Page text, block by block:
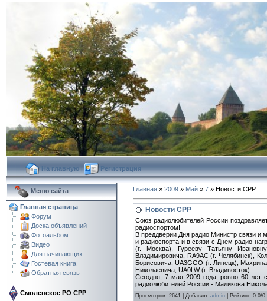
На главную| Регистрация
Меню сайта
Главная страница
Форум
Доска объявлений
Фотоальбом
Видео
Для начинающих
Гостевая книга
Обратная связь
Смоленское РО СРР
Главная » 2009 » Май » 7 » Новости СРР
Новости СРР
Союз радиолюбителей России
радиоспортом!
В преддверии Дня радио Министр связи и
и радиоспорта и в связи с Днем радио
(г. Москва), Гурееву Татьяну
Владимировича, RA9AC (г. Челябинск),
Борисовича, UA3GGO (г. Липецк),
Николаевича, UA0LW (г. Владивосток).
Сегодня, 7 мая 2009 года, ровно 60
радиолюбителей России - Маликова
Просмотров: 2641 Добавил: admin Рейтинг: 0.0/0